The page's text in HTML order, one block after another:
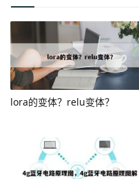
lora的变体？relu变体？